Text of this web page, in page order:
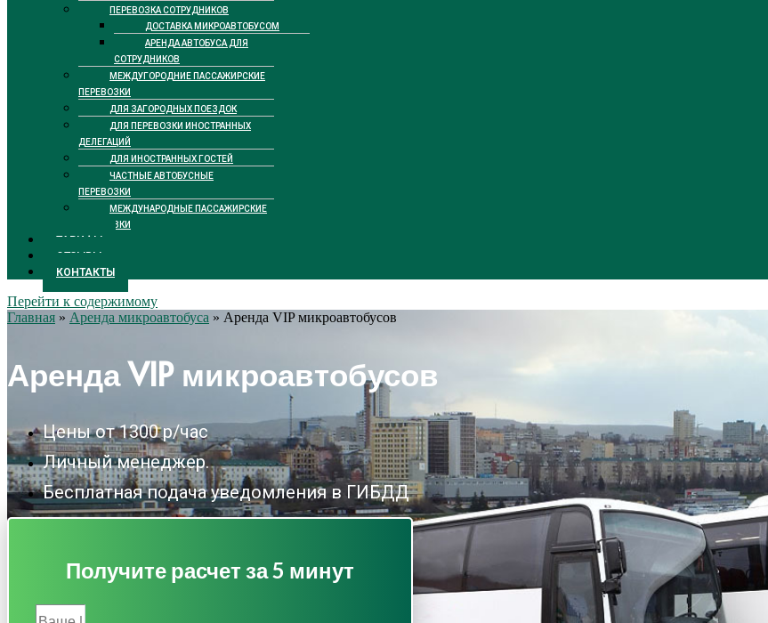
ПЕРЕВОЗКА СОТРУДНИКОВ
ДОСТАВКА МИКРОАВТОБУСОМ
АРЕНДА АВТОБУСА ДЛЯ
СОТРУДНИКОВ
МЕЖДУГОРОДНИЕ ПАССАЖИРСКИЕ
ПЕРЕВОЗКИ
ДЛЯ ЗАГОРОДНЫХ ПОЕЗДОК
ДЛЯ ПЕРЕВОЗКИ ИНОСТРАННЫХ
ДЕЛЕГАЦИЙ
ДЛЯ ИНОСТРАННЫХ ГОСТЕЙ
ЧАСТНЫЕ АВТОБУСНЫЕ
ПЕРЕВОЗКИ
МЕЖДУНАРОДНЫЕ ПАССАЖИРСКИЕ
ПЕРЕВОЗКИ
ТАРИФЫ
ОТЗЫВЫ
КОНТАКТЫ
Перейти к содержимому
Главная » Аренда микроавтобуса » Аренда VIP микроавтобусов
Аренда VIP микроавтобусов
Цены от 1300 р/час
Личный менеджер.
Бесплатная подача уведомления в ГИБДД
Получите расчет за 5 минут